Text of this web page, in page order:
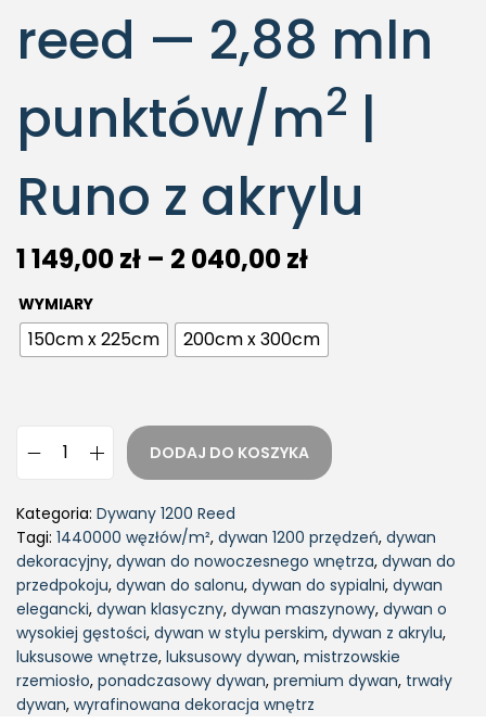
reed — 2,88 mln
punktów/m2 |
Runo z akrylu
1 149,00zł – 2 040,00zł
WYMIARY
150cm x 225cm 200cm x 300cm
DODAJ DO KOSZYKA
Kategoria: Dywany 1200 Reed
Tagi: 1440000 węzłów/m², dywan 1200 przędzeń, dywan
dekoracyjny, dywan do nowoczesnego wnętrza, dywan do
przedpokoju, dywan do salonu, dywan do sypialni, dywan
elegancki, dywan klasyczny, dywan maszynowy, dywan o
wysokiej gęstości, dywan w stylu perskim, dywan z akrylu,
luksusowe wnętrze, luksusowy dywan, mistrzowskie
rzemiosło, ponadczasowy dywan, premium dywan, trwały
dywan, wyrafinowana dekoracja wnętrz